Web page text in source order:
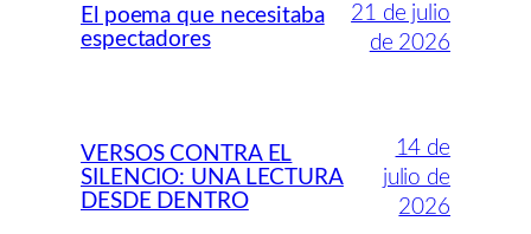
El poema que necesitaba
espectadores
21 de julio
de 2026
VERSOS CONTRA EL
SILENCIO: UNA LECTURA
DESDE DENTRO
14 de
julio de
2026